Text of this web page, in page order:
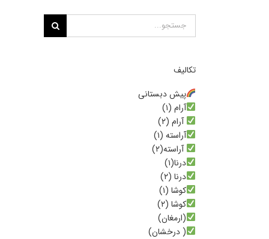
جستجو
برای:
تکالیف
پیش دبستانی
آرام (۱)
آرام (۲)
آراسته (۱)
آراسته(۲)
درنا(۱)
درنا (۲)
کوشا (۱)
کوشا (۲)
(ارمغان)
( درخشان)